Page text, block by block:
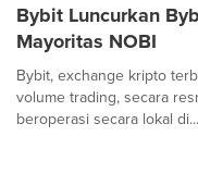
Bybit Luncurkan
Mayoritas NOBI
Bybit, exchange kripto
volume trading, secara
beroperasi secara lokal di...